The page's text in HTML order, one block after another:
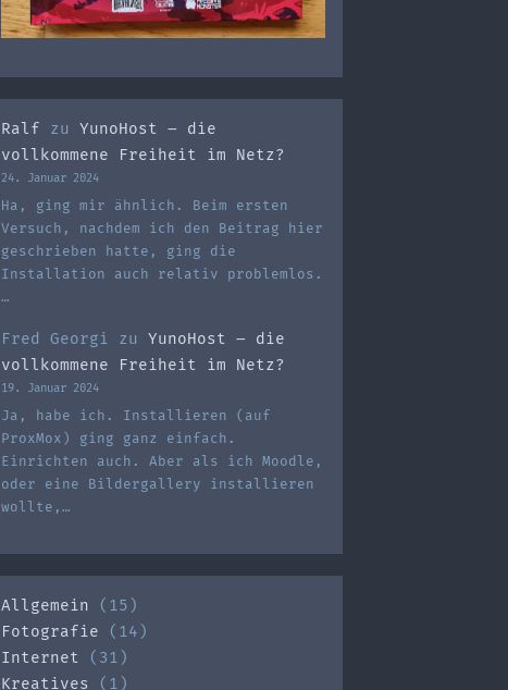
Ralf zu YunoHost – die
vollkommene Freiheit im Netz?
24. Januar 2024
Ha, ging mir ähnlich. Beim ersten
Versuch, nachdem ich den Beitrag hier
geschrieben hatte, ging die
Installation auch relativ problemlos.
…
Fred Georgi zu YunoHost – die
vollkommene Freiheit im Netz?
19. Januar 2024
Ja, habe ich. Installieren (auf
ProxMox) ging ganz einfach.
Einrichten auch. Aber als ich Moodle,
oder eine Bildergallery installieren
wollte,…
Allgemein (15)
Fotografie (14)
Internet (31)
Kreatives
(1)